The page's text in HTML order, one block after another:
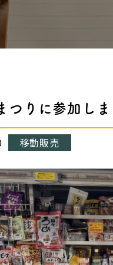
つりに参加し
移動販売